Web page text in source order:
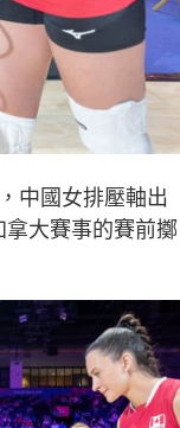
中國女排壓軸出
大賽事的賽前擲